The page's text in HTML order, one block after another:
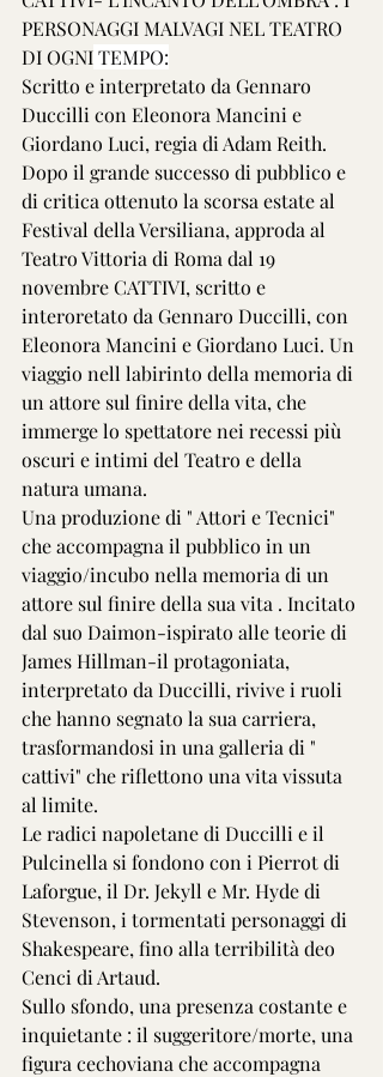
PERSONAGGI MALVAGI NEL TEATRO
DI OGNI TEMPO:
Scritto e interpretato da Gennaro
Duccilli con Eleonora Mancini e
Giordano Luci, regia di Adam Reith.
Dopo il grande successo di pubblico e
di critica ottenuto la scorsa estate al
Festival della Versiliana, approda al
Teatro Vittoria di Roma dal 19
novembre CATTIVI, scritto e
interoretato da Gennaro Duccilli, con
Eleonora Mancini e Giordano Luci. Un
viaggio nell labirinto della memoria di
un attore sul finire della vita, che
immerge lo spettatore nei recessi più
oscuri e intimi del Teatro e della
natura umana.
Una produzione di " Attori e Tecnici"
che accompagna il pubblico in un
viaggio/incubo nella memoria di un
attore sul finire della sua vita . Incitato
dal suo Daimon-ispirato alle teorie di
James Hillman-il protagoniata,
interpretato da Duccilli, rivive i ruoli
che hanno segnato la sua carriera,
trasformandosi in una galleria di "
cattivi" che riflettono una vita vissuta
al limite.
Le radici napoletane di Duccilli e il
Pulcinella si fondono con i Pierrot di
Laforgue, il Dr. Jekyll e Mr. Hyde di
Stevenson, i tormentati personaggi di
Shakespeare, fino alla terribilità deo
Cenci di Artaud.
Sullo sfondo, una presenza costante e
inquietante : il suggeritore/morte, una
figura cechoviana che accompagna